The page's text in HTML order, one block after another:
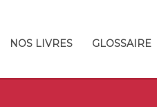
NOS LIVRES GLOSSAIRE